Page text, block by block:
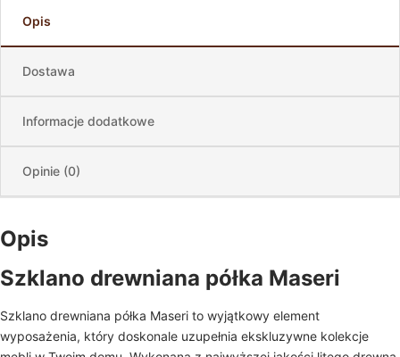
Opis
Dostawa
Informacje dodatkowe
Opinie (0)
Opis
Szklano drewniana półka Maseri
Szklano drewniana półka Maseri to wyjątkowy element
wyposażenia, który doskonale uzupełnia ekskluzywne kolekcje